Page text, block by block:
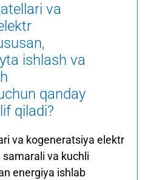
va
ishlash va
qanday
qiladi?
va kogeneratsiya elektr
va kuchli
energiya ishlab